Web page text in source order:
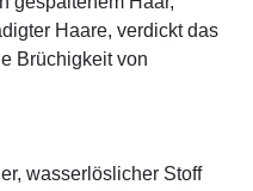
Haare, verdickt das
Brüchigkeit von
wasserlöslicher Stoff